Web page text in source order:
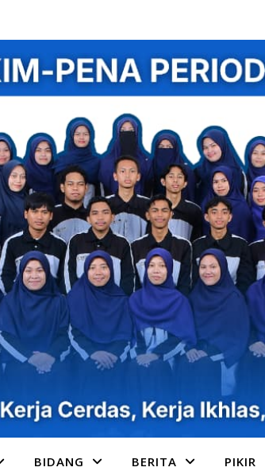
BIDANG BERITA PIKIR